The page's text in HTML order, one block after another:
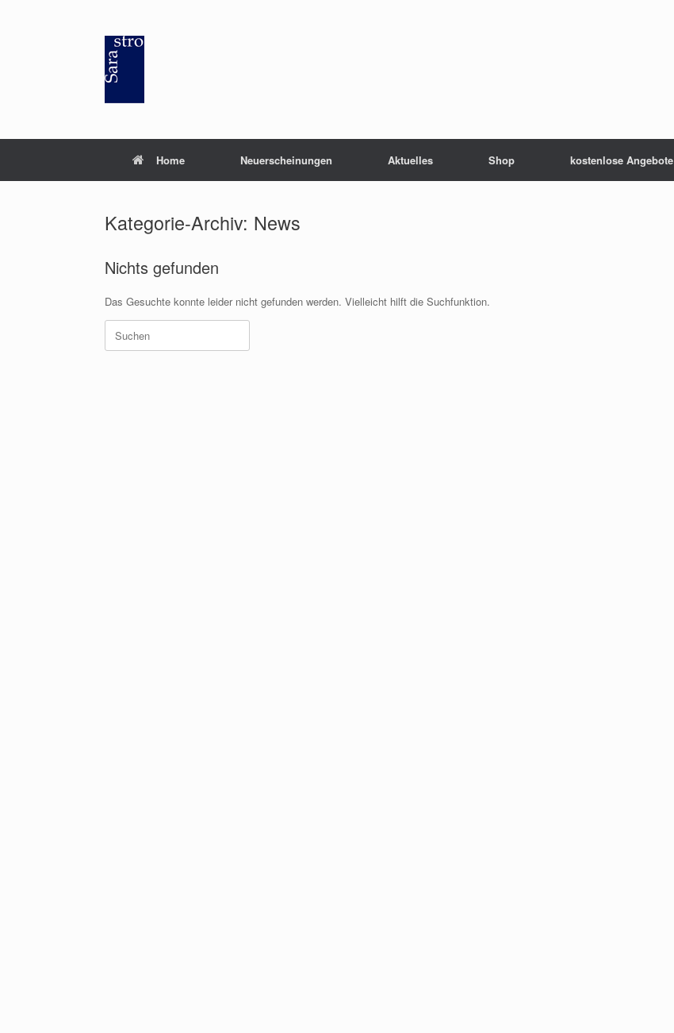
Home Neuerscheinungen Aktuelles Shop kostenlose Angebote
Kategorie-Archiv: News
Nichts gefunden
Das Gesuchte konnte leider nicht gefunden werden. Vielleicht hilft die Suchfunktion.
Suchen
nach: